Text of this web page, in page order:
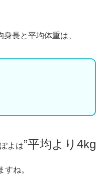
長と平均体重は、
よは”平均より4kg
すね。